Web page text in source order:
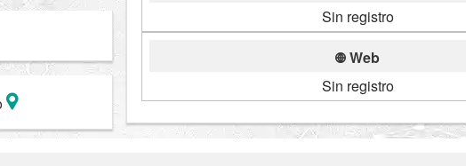
Sin registro
Web
Sin registro